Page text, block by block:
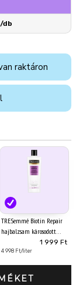
db
raktáron
TRESemmé Biotin Repair
hajbalzsam károsodott
1 999 Ft
4 998 Ft/liter